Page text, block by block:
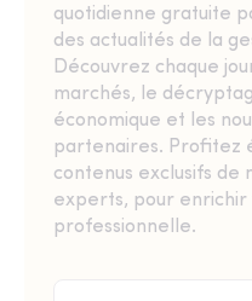
quotidienne gratuite
des actualités de la
Découvrez chaque
marchés, le
économique et les
partenaires. Profitez
contenus exclusifs de
experts, pour
professionnelle.